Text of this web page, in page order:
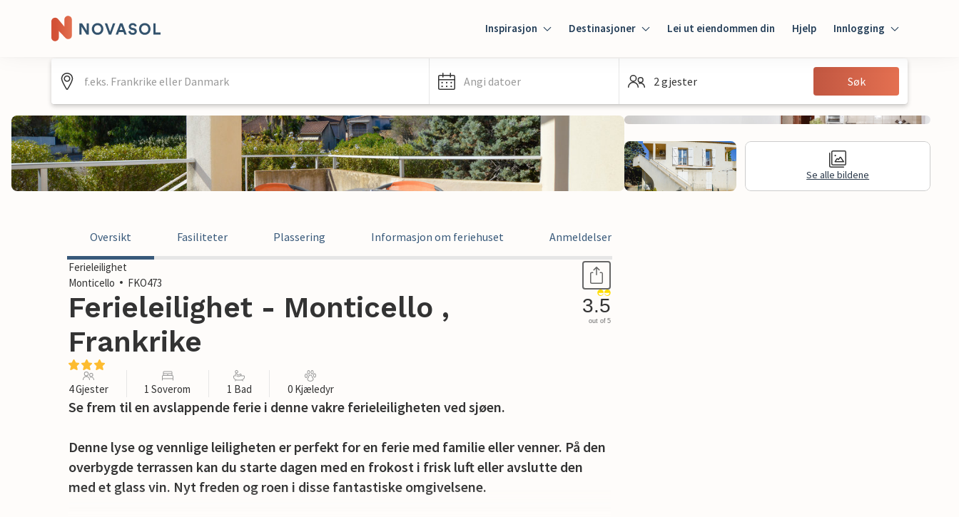
Inspirasjon Destinasjoner Lei ut eiendommen din Hjelp Innlogging
Innlogging
Gjest
Angi datoer 2 gjester Søk
Se alle bildene
Oversikt Fasiliteter Plassering Informasjon om feriehuset Anmeldelser
Ferieleilighet
Monticello
FKO473
Ferieleilighet - Monticello ,
Frankrike
3.5
out of 5
4 Gjester 1 Soverom 1 Bad 0 Kjæledyr
Se frem til en avslappende ferie i denne vakre ferieleiligheten ved sjøen.
Denne lyse og vennlige leiligheten er perfekt for en ferie med familie eller venner. På den
overbygde terrassen kan du starte dagen med en frokost i frisk luft eller avslutte den
med et glass vin. Nyt freden og roen i disse fantastiske omgivelsene.